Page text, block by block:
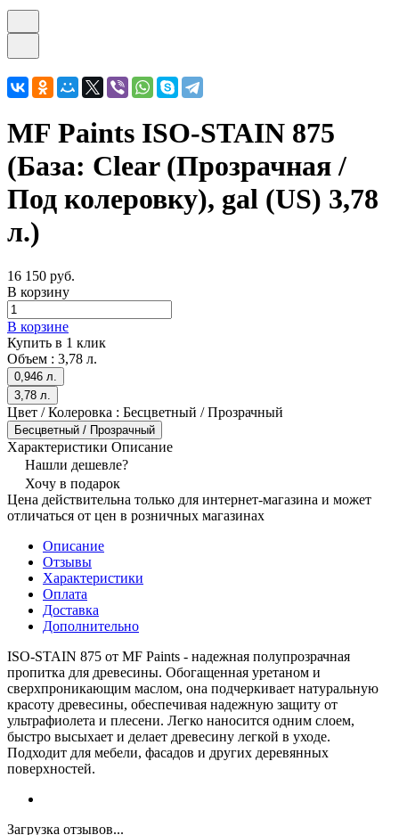
MF Paints ISO-STAIN 875
(База: Clear (Прозрачная /
Под колеровку), gal (US) 3,78
л.)
16 150 руб.
В корзину
В корзине
Купить в 1 клик
Объем : 3,78 л.
0,946 л.
3,78 л.
Цвет / Колеровка : Бесцветный / Прозрачный
Бесцветный / Прозрачный
Характеристики Описание
Нашли дешевле?
Хочу в подарок
Цена действительна только для интернет-магазина и может
отличаться от цен в розничных магазинах
Описание
Отзывы
Характеристики
Оплата
Доставка
Дополнительно
ISO-STAIN 875 от MF Paints - надежная полупрозрачная
пропитка для древесины. Обогащенная уретаном и
сверхпроникающим маслом, она подчеркивает натуральную
красоту древесины, обеспечивая надежную защиту от
ультрафиолета и плесени. Легко наносится одним слоем,
быстро высыхает и делает древесину легкой в уходе.
Подходит для мебели, фасадов и других деревянных
поверхностей.
Загрузка отзывов...